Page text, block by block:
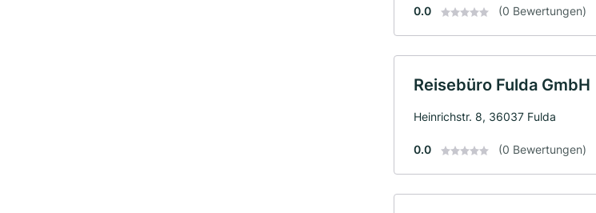
0.0 (0 Bewertungen)
Reisebüro Fulda GmbH
Heinrichstr. 8, 36037 Fulda
0.0 (0 Bewertungen)